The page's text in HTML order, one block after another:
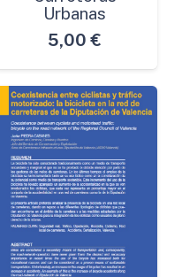
Urbanas
5,00 €